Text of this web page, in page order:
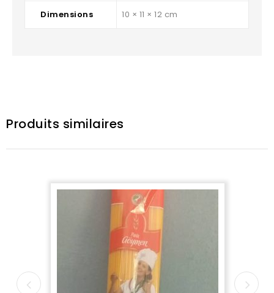
Dimensions 10 × 11 × 12 cm
Produits similaires